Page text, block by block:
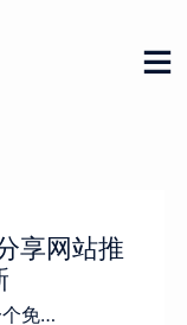
享网站推
个免…